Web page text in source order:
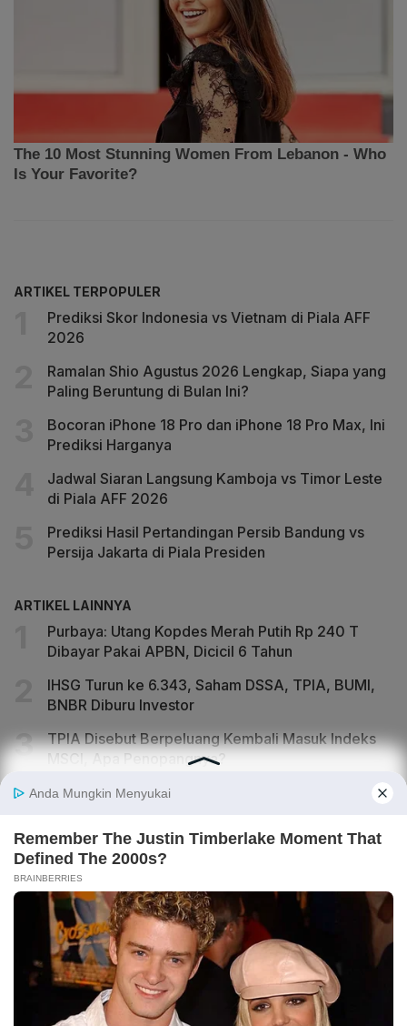
ARTIKEL TERPOPULER
Prediksi Skor Indonesia vs Vietnam di Piala AFF
2026
Ramalan Shio Agustus 2026 Lengkap, Siapa yang
Paling Beruntung di Bulan Ini?
Bocoran iPhone 18 Pro dan iPhone 18 Pro Max, Ini
Prediksi Harganya
Jadwal Siaran Langsung Kamboja vs Timor Leste
di Piala AFF 2026
Prediksi Hasil Pertandingan Persib Bandung vs
Persija Jakarta di Piala Presiden
ARTIKEL LAINNYA
Purbaya: Utang Kopdes Merah Putih Rp 240 T
Dibayar Pakai APBN, Dicicil 6 Tahun
IHSG Turun ke 6.343, Saham DSSA, TPIA, BUMI,
BNBR Diburu Investor
TPIA Disebut Berpeluang Kembali Masuk Indeks
MSCI, Apa Penopangnya?
Manajemen Ungkap Kabar Terbaru soal Rencana
Dari Bank Bullion hingga ETF Emas serta Peran
ANTM, BRIS, HRTA di Baliknya